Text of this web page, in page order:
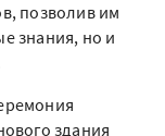
позволив им
знания, но и
здания